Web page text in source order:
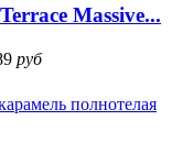
Massive...
руб